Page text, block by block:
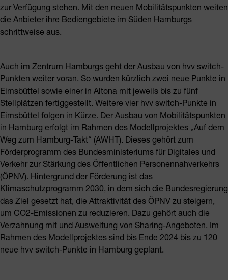
zur Verfügung stehen. Mit den neuen Mobilitätspunkten weiten
die Anbieter ihre Bediengebiete im Süden Hamburgs
schrittweise aus.
Auch im Zentrum Hamburgs geht der Ausbau von hvv switch-
Punkten weiter voran. So wurden kürzlich zwei neue Punkte in
Eimsbüttel sowie einer in Altona mit jeweils bis zu fünf
Stellplätzen fertiggestellt. Weitere vier hvv switch-Punkte in
Eimsbüttel folgen in Kürze. Der Ausbau von Mobilitätspunkten
in Hamburg erfolgt im Rahmen des Modellprojektes „Auf dem
Weg zum Hamburg-Takt“ (AWHT). Dieses gehört zum
Förderprogramm des Bundesministeriums für Digitales und
Verkehr zur Stärkung des Öffentlichen Personennahverkehrs
(ÖPNV). Hintergrund der Förderung ist das
Klimaschutzprogramm 2030, in dem sich die Bundesregierung
das Ziel gesetzt hat, die Attraktivität des ÖPNV zu steigern,
um CO2-Emissionen zu reduzieren. Dazu gehört auch die
Verzahnung mit und Ausweitung von Sharing-Angeboten. Im
Rahmen des Modellprojektes sind bis Ende 2024 bis zu 120
neue hvv switch-Punkte in Hamburg geplant.